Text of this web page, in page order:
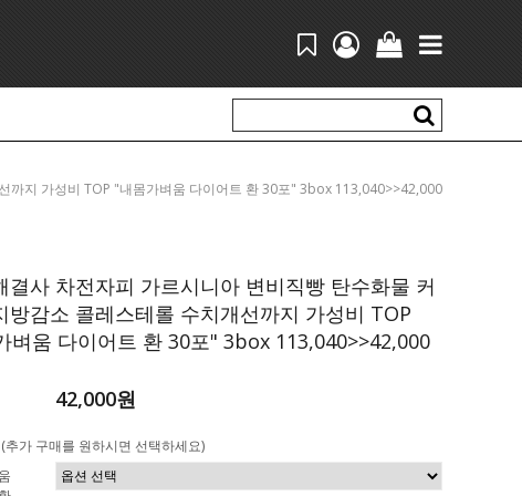
지 가성비 TOP "내몸가벼움 다이어트 환 30포" 3box 113,040>>42,000
결사 차전자피 가르시니아 변비직빵 탄수화물 커
방감소 콜레스테롤 수치개선까지 가성비 TOP
벼움 다이어트 환 30포" 3box 113,040>>42,000
42,000원
(추가 구매를 원하시면 선택하세요)